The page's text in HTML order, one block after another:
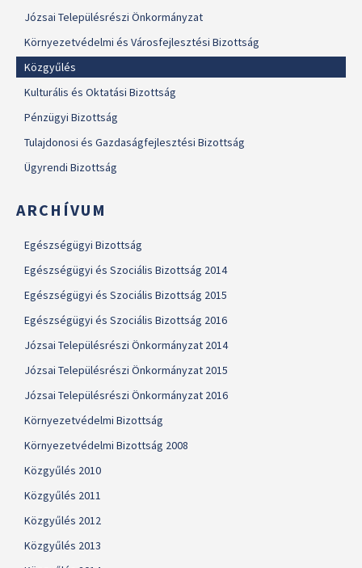
Józsai Településrészi Önkormányzat
Környezetvédelmi és Városfejlesztési Bizottság
Közgyűlés
Kulturális és Oktatási Bizottság
Pénzügyi Bizottság
Tulajdonosi és Gazdaságfejlesztési Bizottság
Ügyrendi Bizottság
ARCHÍVUM
Egészségügyi Bizottság
Egészségügyi és Szociális Bizottság 2014
Egészségügyi és Szociális Bizottság 2015
Egészségügyi és Szociális Bizottság 2016
Józsai Településrészi Önkormányzat 2014
Józsai Településrészi Önkormányzat 2015
Józsai Településrészi Önkormányzat 2016
Környezetvédelmi Bizottság
Környezetvédelmi Bizottság 2008
Közgyűlés 2010
Közgyűlés 2011
Közgyűlés 2012
Közgyűlés 2013